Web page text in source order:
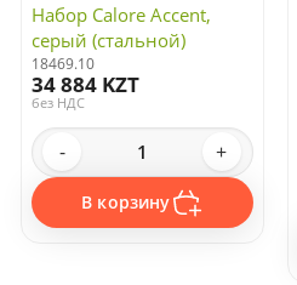
Набор Calore Accent,
серый (стальной)
18469.10
34 884 KZT
без НДС
- +
В корзину